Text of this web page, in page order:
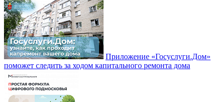
Приложение «Госуслуги.Дом»
поможет следить за ходом капитального ремонта дома